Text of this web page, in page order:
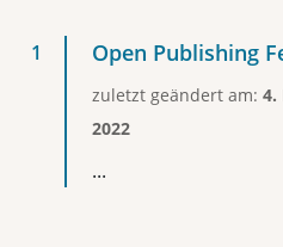
Open Publishing
zuletzt geändert am: 4.
2022
...